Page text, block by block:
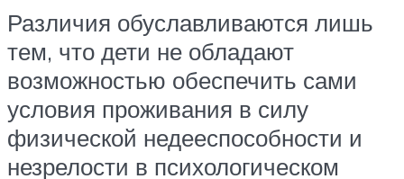
Различия обуславливаются лишь
тем, что дети не обладают
возможностью обеспечить сами
условия проживания в силу
физической недееспособности и
незрелости в психологическом